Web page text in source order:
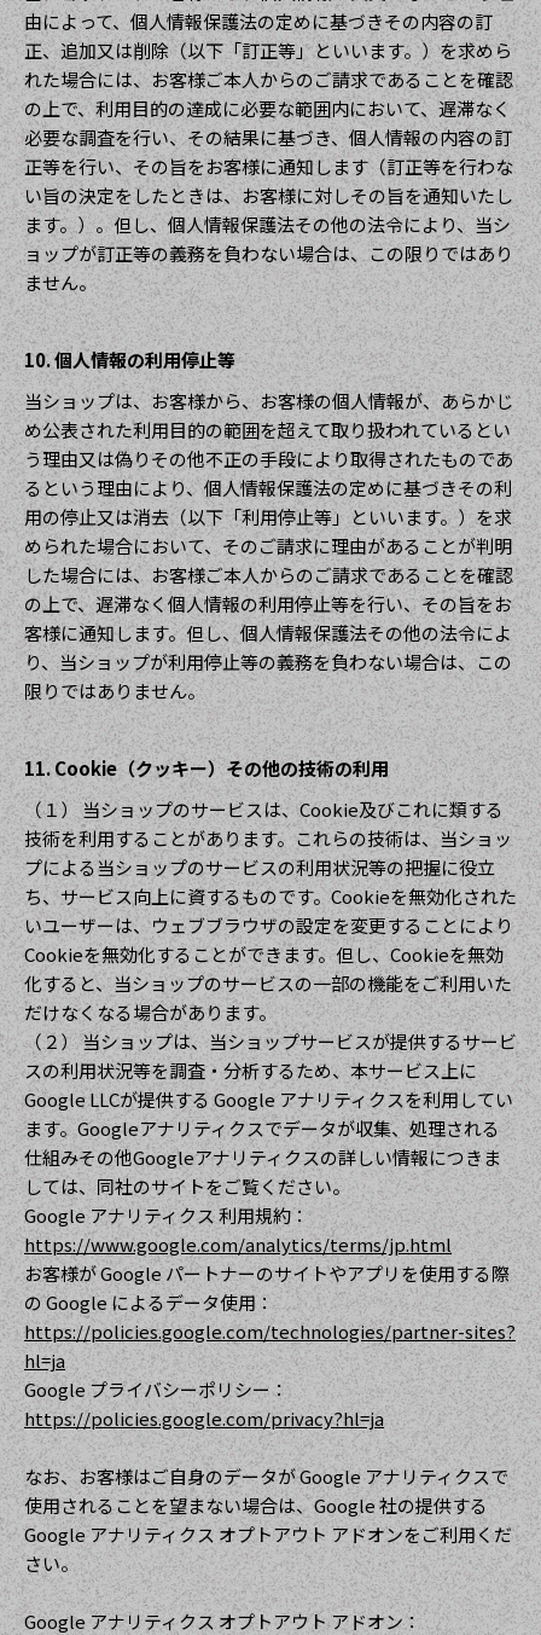
由によって、個人情報保護法の定めに基づきその内容の訂
正、追加又は削除（以下「訂正等」といいます。）を求めら
れた場合には、お客様ご本人からのご請求であることを確認
の上で、利用目的の達成に必要な範囲内において、遅滞なく
必要な調査を行い、その結果に基づき、個人情報の内容の訂
正等を行い、その旨をお客様に通知します（訂正等を行わな
い旨の決定をしたときは、お客様に対しその旨を通知いたし
ます。）。但し、個人情報保護法その他の法令により、当シ
ョップが訂正等の義務を負わない場合は、この限りではあり
ません。
10. 個人情報の利用停止等
当ショップは、お客様から、お客様の個人情報が、あらかじ
め公表された利用目的の範囲を超えて取り扱われているとい
う理由又は偽りその他不正の手段により取得されたものであ
るという理由により、個人情報保護法の定めに基づきその利
用の停止又は消去（以下「利用停止等」といいます。）を求
められた場合において、そのご請求に理由があることが判明
した場合には、お客様ご本人からのご請求であることを確認
の上で、遅滞なく個人情報の利用停止等を行い、その旨をお
客様に通知します。但し、個人情報保護法その他の法令によ
り、当ショップが利用停止等の義務を負わない場合は、この
限りではありません。
11. Cookie（クッキー）その他の技術の利用
（１） 当ショップのサービスは、Cookie及びこれに類する
技術を利用することがあります。これらの技術は、当ショッ
プによる当ショップのサービスの利用状況等の把握に役立
ち、サービス向上に資するものです。Cookieを無効化された
いユーザーは、ウェブブラウザの設定を変更することにより
Cookieを無効化することができます。但し、Cookieを無効
化すると、当ショップのサービスの一部の機能をご利用いた
だけなくなる場合があります。
（２） 当ショップは、当ショップサービスが提供するサービ
スの利用状況等を調査・分析するため、本サービス上に
Google LLCが提供する Google アナリティクスを利用してい
ます。Googleアナリティクスでデータが収集、処理される
仕組みその他Googleアナリティクスの詳しい情報につきま
しては、同社のサイトをご覧ください。
Google アナリティクス 利用規約：
https://www.google.com/analytics/terms/jp.html
お客様が Google パートナーのサイトやアプリを使用する際
の Google によるデータ使用：
https://policies.google.com/technologies/partner-sites?
hl=ja
Google プライバシーポリシー：
https://policies.google.com/privacy?hl=ja
なお、お客様はご自身のデータが Google アナリティクスで
使用されることを望まない場合は、Google 社の提供する
Google アナリティクス オプトアウト アドオンをご利用くだ
さい。
Google アナリティクス オプトアウト アドオン：